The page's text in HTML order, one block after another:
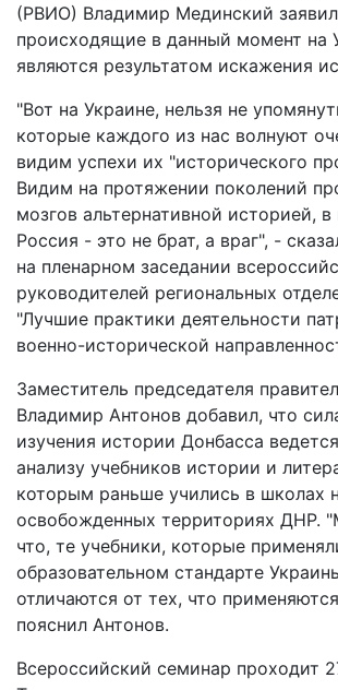
(РВИО) Владимир Мединский
происходящие в данный момент на
являются результатом искажения
"Вот на Украине, нельзя не
которые каждого из нас волнуют
видим успехи их "исторического
Видим на протяжении поколений
мозгов альтернативной историей, в
Россия - это не брат, а враг", -
на пленарном заседании
руководителей региональных
"Лучшие практики деятельности
военно-исторической
Заместитель председателя
Владимир Антонов добавил, что
изучения истории Донбасса
анализу учебников истории и
которым раньше учились в школах
освобожденных территориях ДНР.
что, те учебники, которые
образовательном стандарте
отличаются от тех, что
пояснил Антонов.
Всероссийский семинар проходит